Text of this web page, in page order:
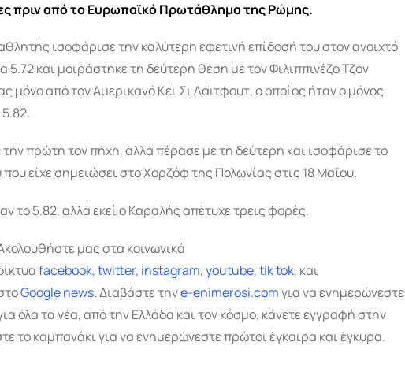
πριν από το Ευρωπαϊκό Πρωτάθλημα της Ρώμης.
ισοφάρισε την καλύτερη εφετινή επίδοσή του στον ανοιχτό
5.72 και μοιράστηκε τη δεύτερη θέση με τον Φιλιππινέζο Τζον
μόνο από τον Αμερικανό Κέι Σι Λάιτφουτ, ο οποίος ήταν ο μόνος
την πρώτη τον πήχη, αλλά πέρασε με τη δεύτερη και ισοφάρισε το
που είχε σημειώσει στο Χορζόφ της Πολωνίας στις 18 Μαΐου.
το 5.82, αλλά εκεί ο Καραλής απέτυχε τρεις φορές.
μας στα κοινωνικά
facebook,twitter, instagram,youtube,tik tok, και
Googlenews.Διαβάστε τηνe-enimerosi.comγια να ενημερώνεστε
όλα τα νέα, από την Ελλάδα και τον κόσμο, κάνετε εγγραφή στην
το καμπανάκι για να ενημερώνεστε πρώτοι έγκαιρα και έγκυρα.